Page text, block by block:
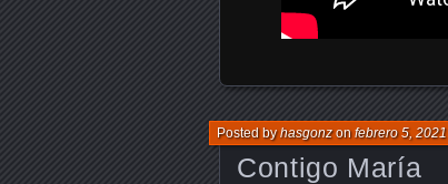
Contigo María
Posted byhasgonzonfebrero 5, 2021